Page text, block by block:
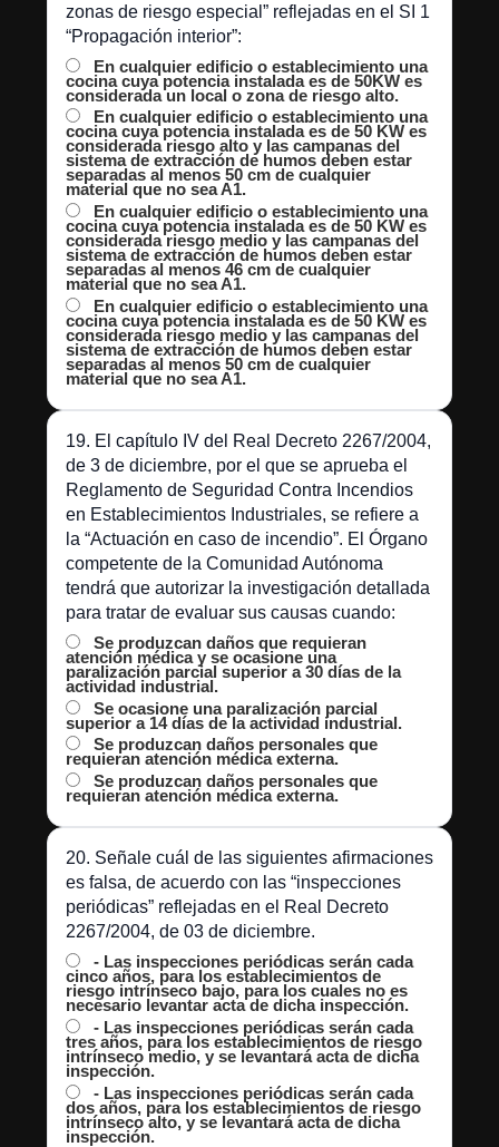
zonas de riesgo especial” reflejadas en el SI 1
“Propagación interior”:
En cualquier edificio o establecimiento una
cocina cuya potencia instalada es de 50KW es
considerada un local o zona de riesgo alto.
En cualquier edificio o establecimiento una
cocina cuya potencia instalada es de 50 KW es
considerada riesgo alto y las campanas del
sistema de extracción de humos deben estar
separadas al menos 50 cm de cualquier
material que no sea A1.
En cualquier edificio o establecimiento una
cocina cuya potencia instalada es de 50 KW es
considerada riesgo medio y las campanas del
sistema de extracción de humos deben estar
separadas al menos 46 cm de cualquier
material que no sea A1.
En cualquier edificio o establecimiento una
cocina cuya potencia instalada es de 50 KW es
considerada riesgo medio y las campanas del
sistema de extracción de humos deben estar
separadas al menos 50 cm de cualquier
material que no sea A1.
19. El capítulo IV del Real Decreto 2267/2004,
de 3 de diciembre, por el que se aprueba el
Reglamento de Seguridad Contra Incendios
en Establecimientos Industriales, se refiere a
la “Actuación en caso de incendio”. El Órgano
competente de la Comunidad Autónoma
tendrá que autorizar la investigación detallada
para tratar de evaluar sus causas cuando:
Se produzcan daños que requieran
atención médica y se ocasione una
paralización parcial superior a 30 días de la
actividad industrial.
Se ocasione una paralización parcial
superior a 14 días de la actividad industrial.
Se produzcan daños personales que
requieran atención médica externa.
Se produzcan daños personales que
requieran atención médica externa.
20. Señale cuál de las siguientes afirmaciones
es falsa, de acuerdo con las “inspecciones
periódicas” reflejadas en el Real Decreto
2267/2004, de 03 de diciembre.
- Las inspecciones periódicas serán cada
cinco años, para los establecimientos de
riesgo intrínseco bajo, para los cuales no es
necesario levantar acta de dicha inspección.
- Las inspecciones periódicas serán cada
tres años, para los establecimientos de riesgo
intrínseco medio, y se levantará acta de dicha
inspección.
- Las inspecciones periódicas serán cada
dos años, para los establecimientos de riesgo
intrínseco alto, y se levantará acta de dicha
inspección.